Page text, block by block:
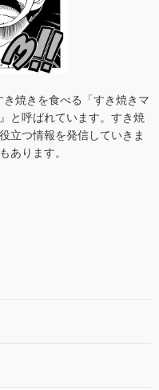
き焼きを食べる「すき焼きマ
と呼ばれています。すき焼
立つ情報を発信していきま
あります。